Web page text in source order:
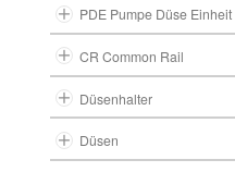
PDE Pumpe Düse Einheit
CR Common Rail
Düsenhalter
Düsen